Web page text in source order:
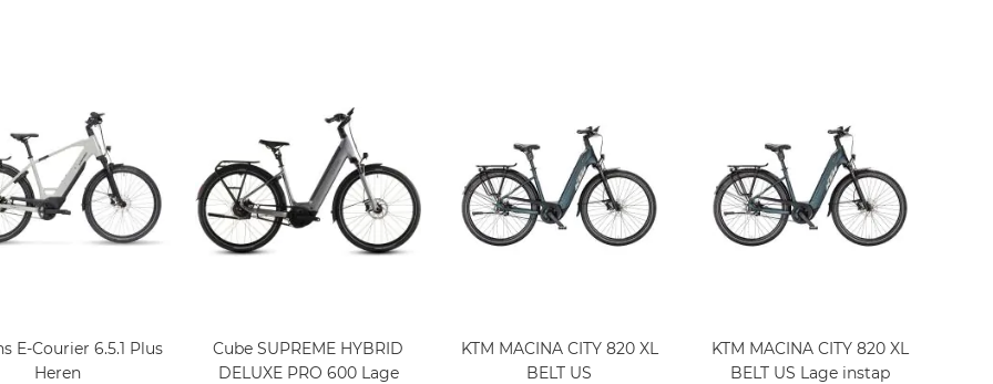
E-Courier 6.5.1 Plus
Heren
Cube SUPREME HYBRID
DELUXE PRO 600 Lage
KTM MACINA CITY 820 XL
BELT US
KTM MACINA CITY 820 XL
BELT US Lage instap